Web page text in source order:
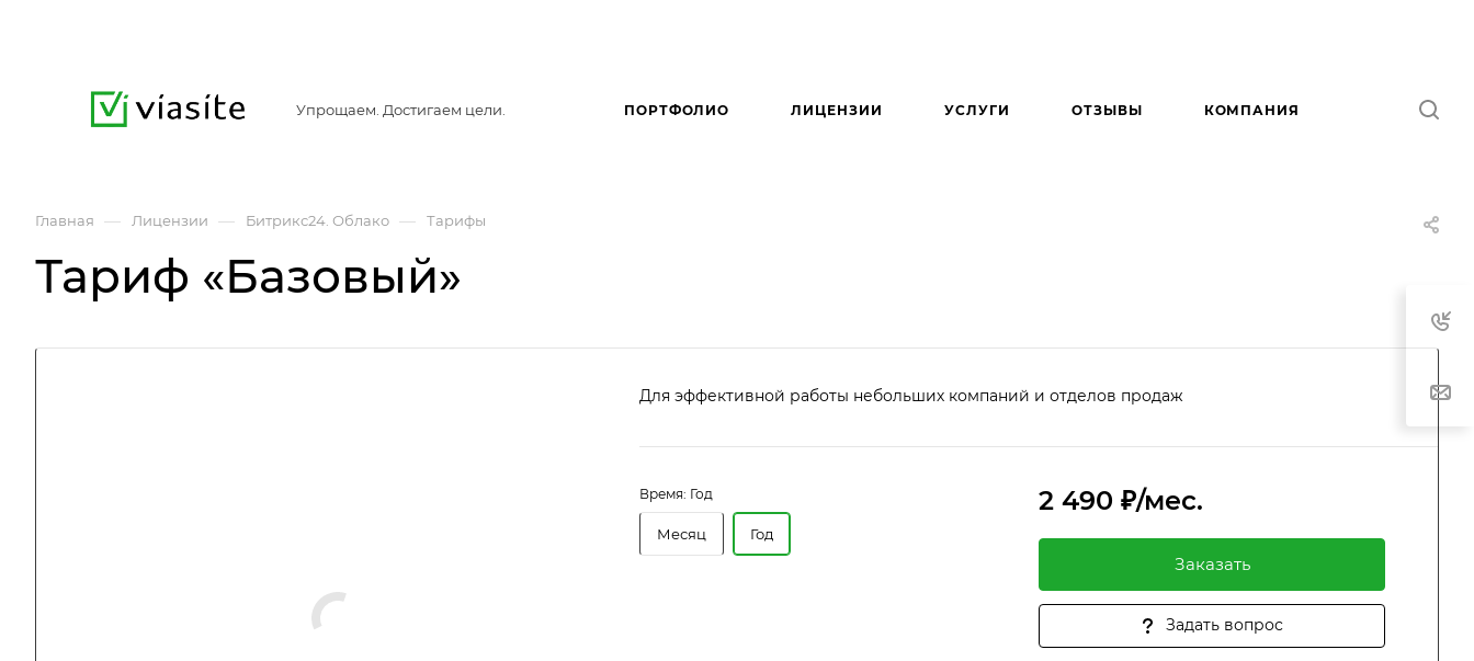
Упрощаем. Достигаем цели. ПОРТФОЛИО ЛИЦЕНЗИИ УСЛУГИ ОТЗЫВЫ КОМПАНИЯ
Главная — Лицензии — Битрикс24. Облако — Тарифы
Тариф «Базовый»
Для эффективной работы небольших компаний и отделов продаж
Время: Год
Месяц Год
2 490 ₽/мес.
Заказать
Задать вопрос